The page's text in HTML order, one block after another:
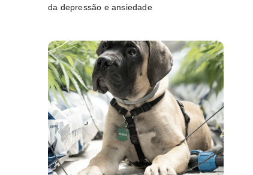
da depressão e ansiedade